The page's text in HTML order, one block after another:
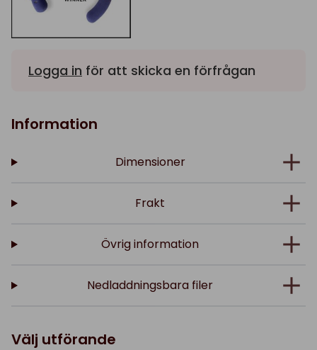
Logga in för att skicka en förfrågan
Information
Dimensioner
Frakt
Övrig information
Nedladdningsbara filer
Välj utförande